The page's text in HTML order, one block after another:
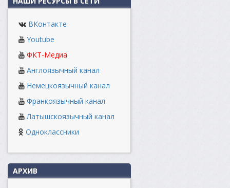
ВКонтакте
Youtube
ФКТ-Медиа
Англоязычный канал
Немецкоязычный канал
Франкоязычный канал
Латышскоязычный канал
Одноклассники
АРХИВ